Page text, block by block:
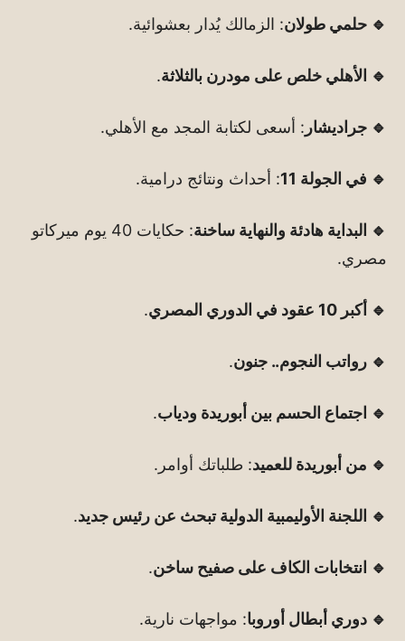
🔹 حلمي طولان: الزمالك يُدار بعشوائية.
🔹 الأهلي خلص على مودرن بالثلاثة.
🔹 جراديشار : أسعى لكتابة المجد مع الأهلي.
🔹 في الجولة 11 : أحداث ونتائج درامية.
🔹 البداية هادئة والنهاية ساخنة
: حكايات 40 يوم ميركاتو
مصري.
🔹 أكبر 10 عقود في الدوري المصري .
🔹 رواتب النجوم.. جنون.
🔹 اجتماع الحسم بين أبوريدة ودياب.
🔹 من أبوريدة للعميد: طلباتك أوامر.
🔹 اللجنة الأوليمبية الدولية تبحث عن رئيس جديد.
🔹 انتخابات الكاف على صفيح ساخن.
🔹 دوري أبطال أوروبا: مواجهات نارية.